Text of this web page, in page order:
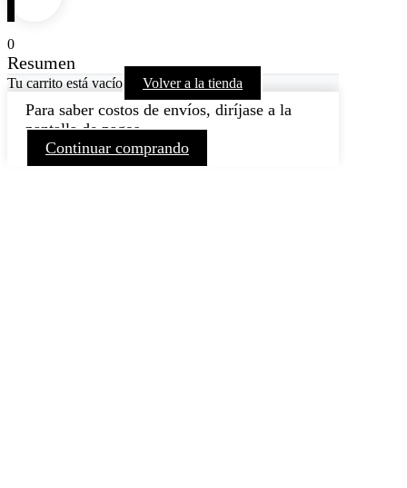
0
Resumen
Tu carrito está vacío Volver a la tienda
Para saber costos de envíos, diríjase a la
pantalla de pagos
Continuar comprando